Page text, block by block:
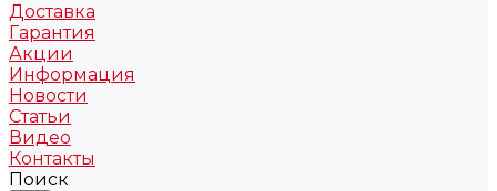
Доставка
Гарантия
Акции
Информация
Новости
Статьи
Видео
Контакты
Поиск